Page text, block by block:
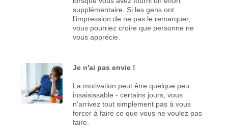
supplémentaire. Si les gens ont
l'impression de ne pas le remarquer,
vous pourriez croire que personne ne
vous apprécie.
Je n'ai pas envie !
La motivation peut être quelque peu
insaisissable - certains jours, vous
n'arrivez tout simplement pas à vous
forcer à faire ce que vous ne voulez pas
faire.